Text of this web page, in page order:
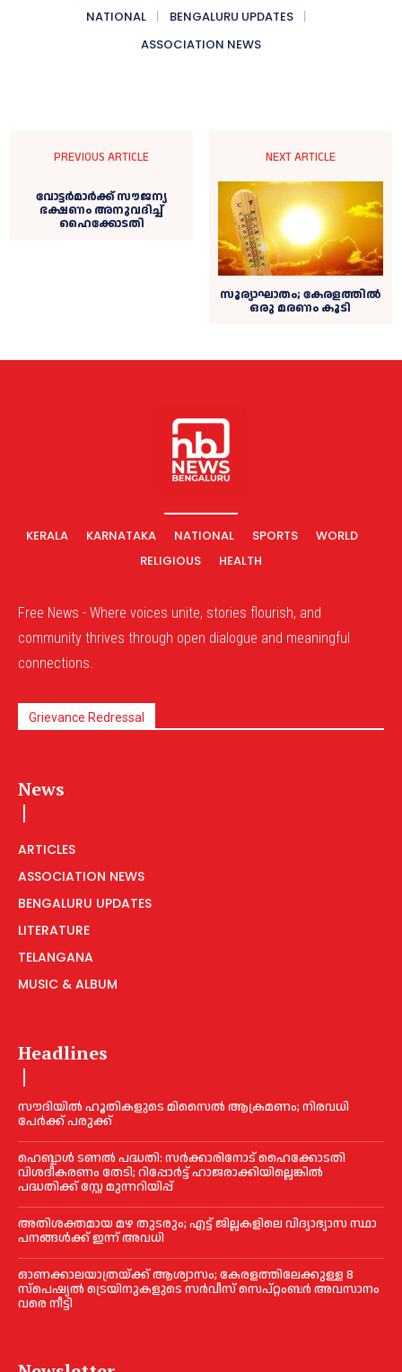
NATIONAL
BENGALURU UPDATES
ASSOCIATION NEWS
PREVIOUS ARTICLE
വോട്ടർമാർക്ക് സൗജന്യ
ഭക്ഷണം അനുവദിച്ച്
ഹൈക്കോടതി
NEXT ARTICLE
സൂര്യാഘാതം; കേരളത്തില്‍
ഒരു മരണം കൂടി
KERALA KARNATAKA NATIONAL SPORTS
WORLD
RELIGIOUS
HEALTH
Free News - Where voices unite, stories flourish, and
community thrives through open dialogue and meaningful
connections.
Grievance Redressal
News
ARTICLES
ASSOCIATION NEWS
BENGALURU UPDATES
LITERATURE
TELANGANA
MUSIC & ALBUM
Headlines
സൗദിയിൽ ഹൂതികളുടെ മിസൈൽ ആക്രമണം; നിരവധി
പേർക്ക് പരുക്ക്
ഹെബ്ബാൾ ടണൽ പദ്ധതി: സർക്കാരിനോട് ഹൈക്കോടതി
വിശദീകരണം തേടി; റിപ്പോർട്ട് ഹാജരാക്കിയില്ലെങ്കിൽ
പദ്ധതിക്ക് സ്റ്റേ മുന്നറിയിപ്പ്
അതിശക്തമായ മഴ തുടരും; എട്ട് ജി​ല്ല​ക​ളി​ലെ വി​ദ്യാ​ഭ്യാ​സ സ്ഥാ​
പ​ന​ങ്ങ​ൾ​ക്ക് ഇ​ന്ന് അ​വ​ധി
ഓണക്കാലയാത്രയ്ക്ക് ആശ്വാസം; കേരളത്തിലേക്കുള്ള 8
സ്പെഷ്യൽ ട്രെയിനുകളുടെ സർവീസ് സെപ്റ്റംബർ അവസാനം
വരെ നീട്ടി